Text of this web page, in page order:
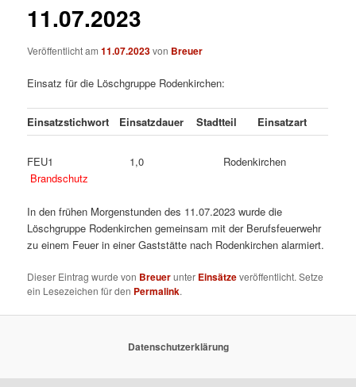
11.07.2023
Veröffentlicht am11.07.2023von Breuer
Einsatz für die Löschgruppe Rodenkirchen:
Einsatzstichwort Einsatzdauer Stadtteil Einsatzart
FEU1 1,0 Rodenkirchen
Brandschutz
In den frühen Morgenstunden des 11.07.2023 wurde die
Löschgruppe Rodenkirchen gemeinsam mit der Berufsfeuerwehr
zu einem Feuer in einer Gaststätte nach Rodenkirchen alarmiert.
Dieser Eintrag wurde von Breuerunter Einsätzeveröffentlicht. Setze
ein Lesezeichen für den Permalink.
Datenschutzerklärung